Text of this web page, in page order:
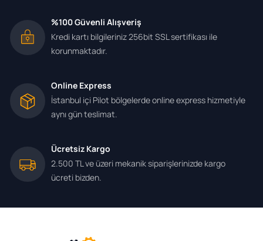
%100 Güvenli Alışveriş
Kredi kartı bilgileriniz 256bit SSL sertifikası ile
korunmaktadır.
Online Express
İstanbul içi Pilot bölgelerde online express hizmetiyle
aynı gün teslimat.
Ücretsiz Kargo
2.500 TL ve üzeri mekanik siparişlerinizde kargo
ücreti bizden.